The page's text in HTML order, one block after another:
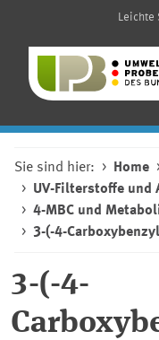
Leichte
Sie sind hier: Home
UV-Filterstoffe und
4-MBC und
3-(-4-
3-(-4-